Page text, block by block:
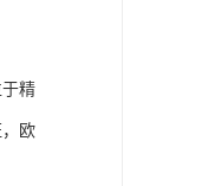
精
欧